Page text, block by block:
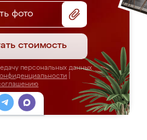
фото
стоимость
персональных данных